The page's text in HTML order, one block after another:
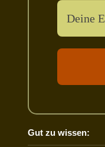
Gut zu wissen: